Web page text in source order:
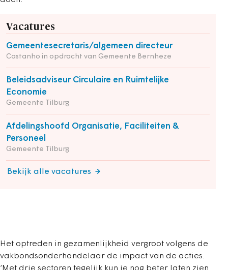
Vacatures
Gemeentesecretaris/algemeen directeur
Castanho in opdracht van Gemeente Bernheze
Beleidsadviseur Circulaire en Ruimtelijke
Economie
Gemeente Tilburg
Afdelingshoofd Organisatie, Faciliteiten &
Personeel
Gemeente Tilburg
Bekijk alle vacatures
Het optreden in gezamenlijkheid vergroot volgens de
vakbondsonderhandelaar de impact van de acties.